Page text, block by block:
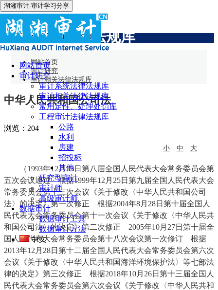
湖湘审计-审计学习分享
网站首页
审计研究
审计系统法律法规库
审计相关法律法规库
常用定性、处理处罚库
工程审计法律法规库
公路
水利
房建
招投标
其他
研究型审计
审计师
高级审计师
数据审计
数据审计工具
数据审计方法
中文
审计相关法律法规库
网站首页
审计研究
审计相关法律法规库
中华人民共和国公司法
浏览： 204
小 中 大
（1993年12月29日第八届全国人民代表大会常务委员会第
五次会议通过 根据1999年12月25日第九届全国人民代表大会
常务委员会第十三次会议《关于修改〈中华人民共和国公司
法〉的决定》第一次修正 根据2004年8月28日第十届全国人
民代表大会常务委员会第十一次会议《关于修改〈中华人民共
和国公司法〉的决定》第二次修正 2005年10月27日第十届全
国人民代表大会常务委员会第十八次会议第一次修订 根据
2013年12月28日第十二届全国人民代表大会常务委员会第六次
会议《关于修改〈中华人民共和国海洋环境保护法〉等七部法
律的决定》第三次修正 根据2018年10月26日第十三届全国人
民代表大会常务委员会第六次会议《关于修改〈中华人民共和